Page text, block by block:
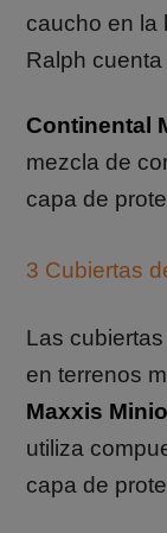
caucho en la
Ralph
Continental
mezcla de
capa de
3 Cubiertas
Las
en terrenos
Maxxis
utiliza
capa de